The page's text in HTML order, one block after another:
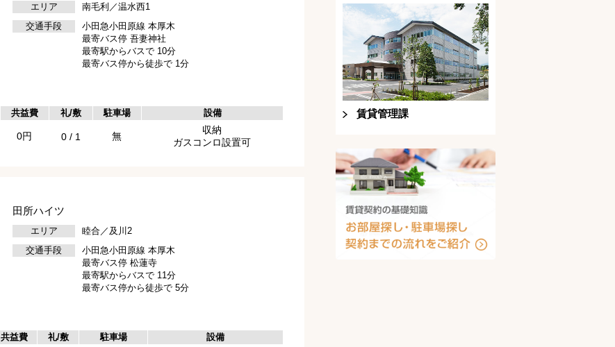
エリア
南毛利／温水西1
交通手段
小田急小田原線 本厚木
最寄バス停 吾妻神社
最寄駅からバスで 10分
最寄バス停から徒歩で 1分
共益費 礼/敷 駐車場 設備
0円 0 / 1 無
収納
ガスコンロ設置可
田所ハイツ
エリア
睦合／及川2
交通手段
小田急小田原線 本厚木
最寄バス停 松蓮寺
最寄駅からバスで 11分
最寄バス停から徒歩で 5分
共益費 礼/敷 駐車場 設備
賃貸管理課